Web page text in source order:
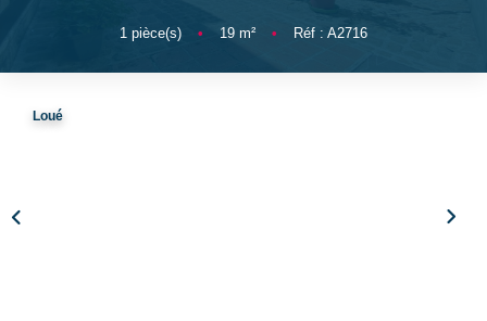
NOTRE AGENCE
1 pièce(s) • 19 m² • Réf : A2716
Loué